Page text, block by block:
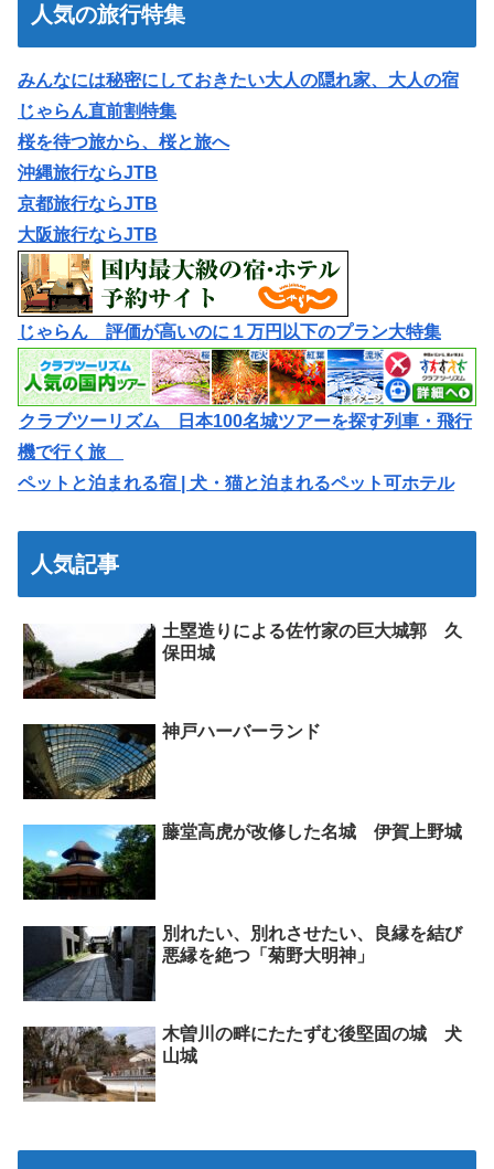
人気の旅行特集
みんなには秘密にしておきたい大人の隠れ家、大人の宿
じゃらん直前割特集
桜を待つ旅から、桜と旅へ
沖縄旅行ならJTB
京都旅行ならJTB
大阪旅行ならJTB
じゃらん 評価が高いのに１万円以下のプラン大特集
クラブツーリズム 日本100名城ツアーを探す列車・飛行
機で行く旅
ペットと泊まれる宿 | 犬・猫と泊まれるペット可ホテル
人気記事
土塁造りによる佐竹家の巨大城郭 久
保田城
神戸ハーバーランド
藤堂高虎が改修した名城 伊賀上野城
別れたい、別れさせたい、良縁を結び
悪縁を絶つ「菊野大明神」
木曽川の畔にたたずむ後堅固の城 犬
山城